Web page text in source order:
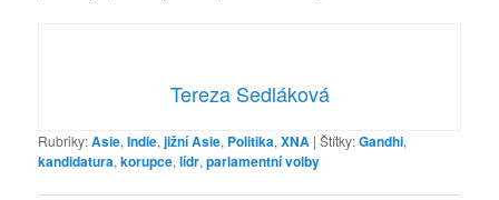
Tereza Sedláková
Rubriky:Asie,Indie,jižní Asie, Politika,XNA |Štítky:Gandhi,
kandidatura,korupce,lídr,parlamentní volby